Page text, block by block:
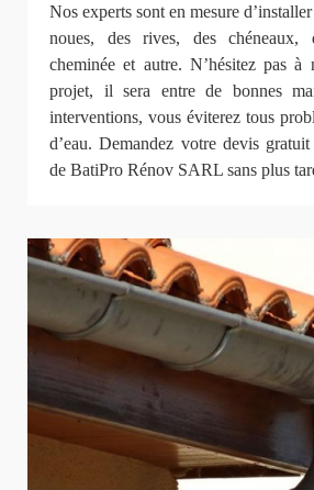
Nos experts sont en mesure
noues, des rives, des chéneaux,
cheminée et autre. N’hésitez pas à
projet, il sera entre de bonnes
interventions, vous éviterez tous
d’eau. Demandez votre devis
de BatiPro Rénov SARL sans plus